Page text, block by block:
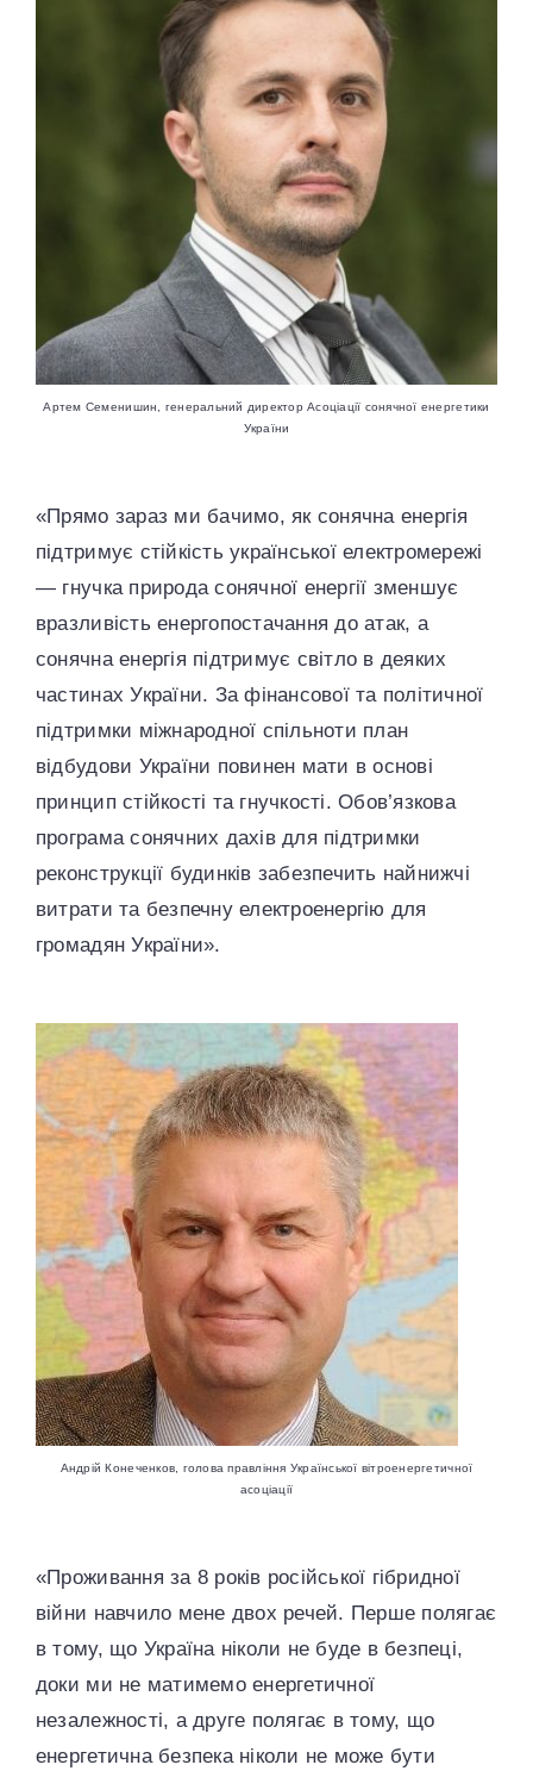
Артем Семенишин, генеральний директор Асоціації сонячної енергетики
України
«Прямо зараз ми бачимо, як сонячна енергія
підтримує стійкість української електромережі
— гнучка природа сонячної енергії зменшує
вразливість енергопостачання до атак, а
сонячна енергія підтримує світло в деяких
частинах України. За фінансової та політичної
підтримки міжнародної спільноти план
відбудови України повинен мати в основі
принцип стійкості та гнучкості. Обов’язкова
програма сонячних дахів для підтримки
реконструкції будинків забезпечить найнижчі
витрати та безпечну електроенергію для
громадян України».
Андрій Конеченков, голова правління Української вітроенергетичної
асоціації
«Проживання за 8 років російської гібридної
війни навчило мене двох речей. Перше полягає
в тому, що Україна ніколи не буде в безпеці,
доки ми не матимемо енергетичної
незалежності, а друге полягає в тому, що
енергетична безпека ніколи не може бути